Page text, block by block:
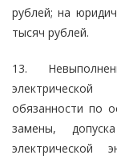
рублей; на
тысяч рублей.
13.
обязанности по
замены,
электрической